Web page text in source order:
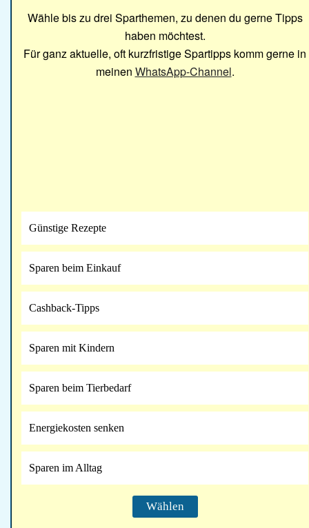
Wähle bis zu drei Sparthemen, zu denen du gerne Tipps
haben möchtest.
Für ganz aktuelle, oft kurzfristige Spartipps komm gerne in
meinen WhatsApp-Channel.
Günstige Rezepte
Sparen beim Einkauf
Cashback-Tipps
Sparen mit Kindern
Sparen beim Tierbedarf
Energiekosten senken
Sparen im Alltag